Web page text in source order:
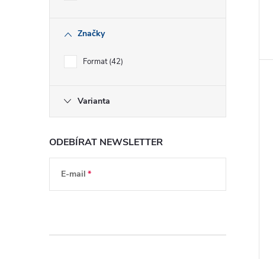
Značky
Format 42
Varianta
ODEBÍRAT NEWSLETTER
E-mail